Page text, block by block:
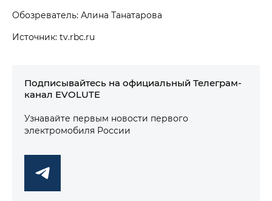
Обозреватель: Алина Танатарова
Источник: tv.rbc.ru
Подписывайтесь на официальный Телеграм-
канал EVOLUTE
Узнавайте первым новости первого
электромобиля России